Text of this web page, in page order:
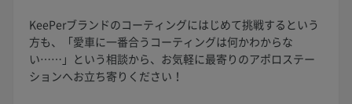
KeePerブランドのコーティングにはじめて挑戦するという
方も、「愛車に一番合うコーティングは何かわからな
い……」という相談から、お気軽に最寄りのアポロステー
ションへお立ち寄りください！